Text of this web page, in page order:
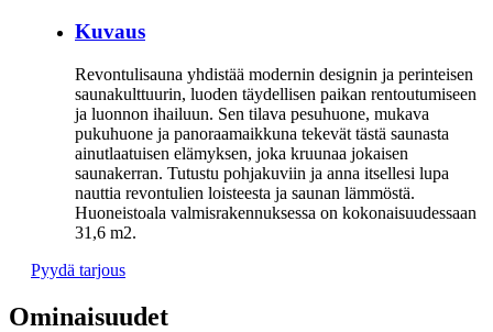
Kuvaus
Revontulisauna yhdistää modernin designin ja perinteisen
saunakulttuurin, luoden täydellisen paikan rentoutumiseen
ja luonnon ihailuun. Sen tilava pesuhuone, mukava
pukuhuone ja panoraamaikkuna tekevät tästä saunasta
ainutlaatuisen elämyksen, joka kruunaa jokaisen
saunakerran. Tutustu pohjakuviin ja anna itsellesi lupa
nauttia revontulien loisteesta ja saunan lämmöstä.
Huoneistoala valmisrakennuksessa on kokonaisuudessaan
31,6 m2.
Pyydä tarjous
Ominaisuudet